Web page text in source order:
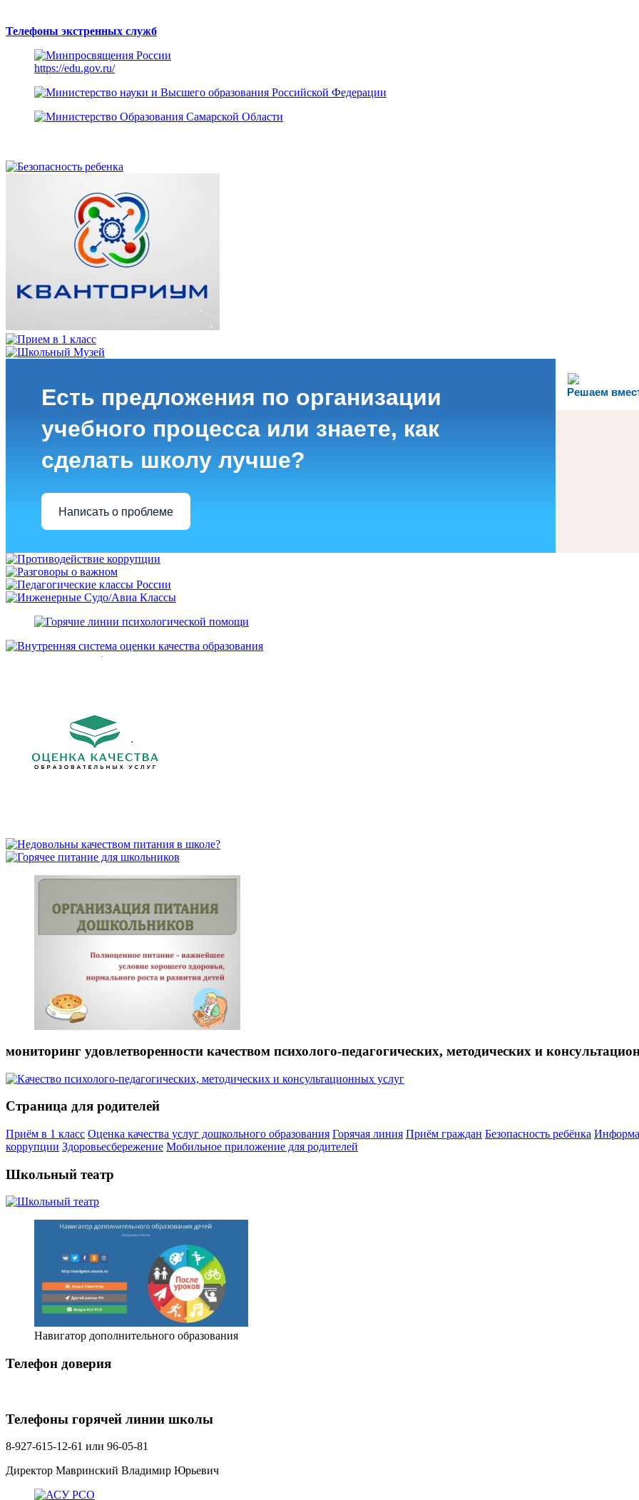
Телефоны экстренных служб
https://edu.gov.ru/
Решаем
Есть предложения по организации
учебного процесса или знаете, как
сделать школу лучше?
Написать о проблеме
мониторинг удовлетворенности качеством психолого-педагогических, методических и
Страница для родителей
Приём в 1 класс Оценка качества услуг дошкольного образования Горячая линия Приём граждан Безопасность ребёнка
коррупции Здоровьесбережение Мобильное приложение для родителей
Школьный театр
Навигатор дополнительного образования
Телефон доверия
Телефоны горячей линии школы
8-927-615-12-61 или 96-05-81
Директор Мавринский Владимир Юрьевич